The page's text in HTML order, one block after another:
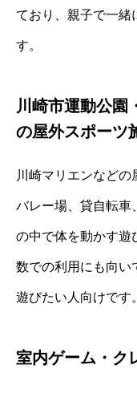
ており、親子で一緒
す。
川崎市運動公園
の屋外スポーツ
川崎マリエンなど
バレー場、貸自転車
の中で体を動かす遊
数での利用にも向い
遊びたい人向けです。
室内ゲーム・ク